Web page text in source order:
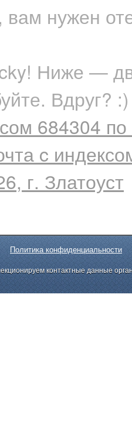
нужен
Ниже —
Вдруг? :)
684304
c
г. Златоуст
Политика конфиденциальности
контактные данные